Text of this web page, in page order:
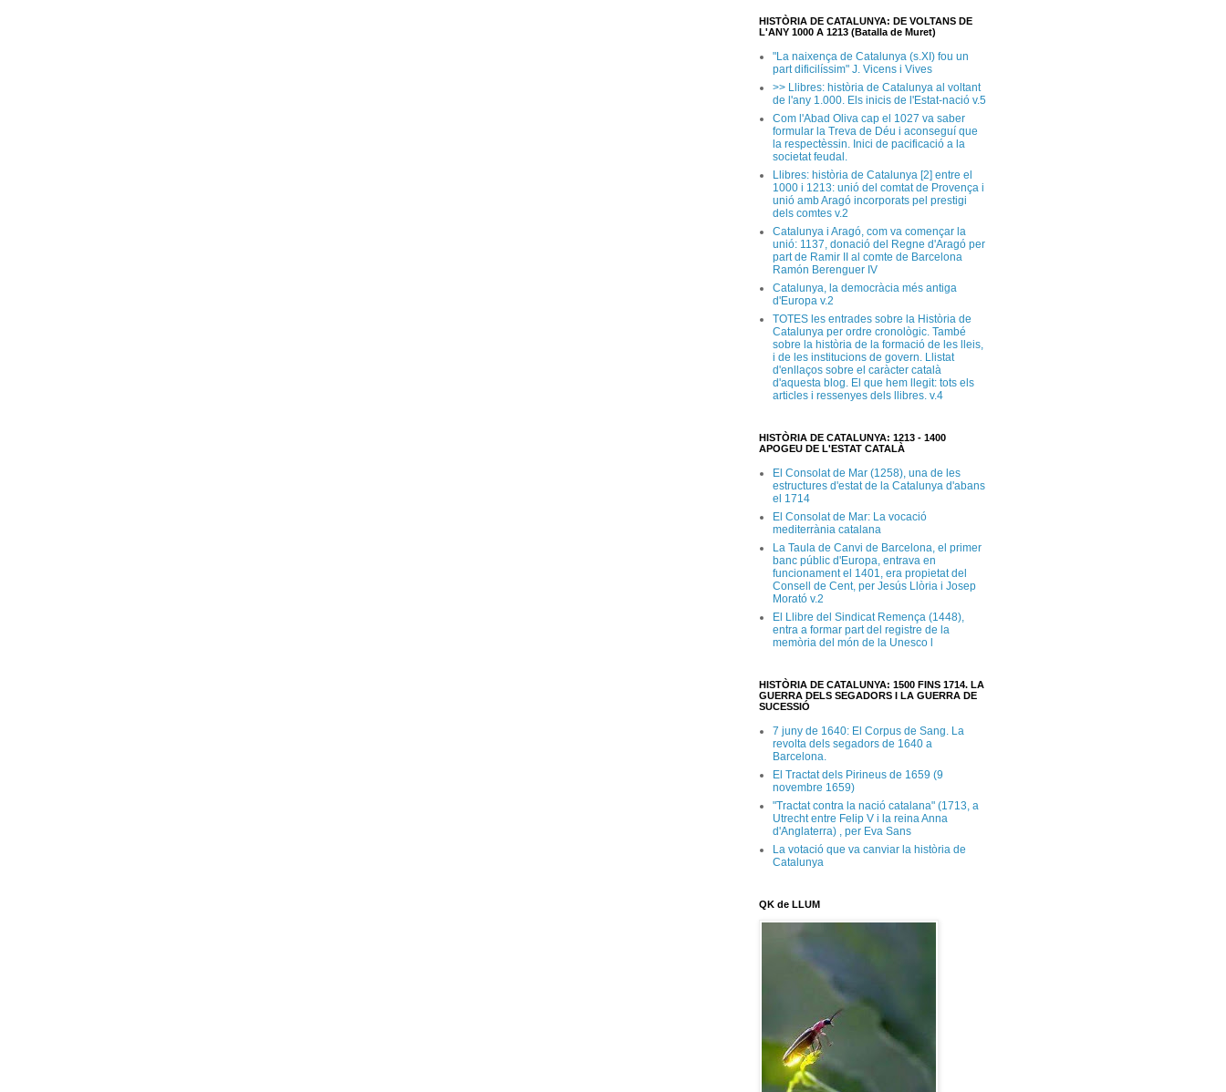
HISTÒRIA DE CATALUNYA: DE VOLTANS DE
L'ANY 1000 A 1213 (Batalla de Muret)
"La naixença de Catalunya (s.XI) fou un
part dificilíssim" J. Vicens i Vives
>> Llibres: història de Catalunya al voltant
de l'any 1.000. Els inicis de l'Estat-nació v.5
Com l'Abad Oliva cap el 1027 va saber
formular la Treva de Déu i aconseguí que
la respectèssin. Inici de pacificació a la
societat feudal.
Llibres: història de Catalunya [2] entre el
1000 i 1213: unió del comtat de Provença i
unió amb Aragó incorporats pel prestigi
dels comtes v.2
Catalunya i Aragó, com va començar la
unió: 1137, donació del Regne d'Aragó per
part de Ramir II al comte de Barcelona
Ramón Berenguer IV
Catalunya, la democràcia més antiga
d'Europa v.2
TOTES les entrades sobre la Història de
Catalunya per ordre cronològic. També
sobre la història de la formació de les lleis,
i de les institucions de govern. Llistat
d'enllaços sobre el caràcter català
d'aquesta blog. El que hem llegit: tots els
articles i ressenyes dels llibres. v.4
HISTÒRIA DE CATALUNYA: 1213 - 1400
APOGEU DE L'ESTAT CATALÀ
El Consolat de Mar (1258), una de les
estructures d'estat de la Catalunya d'abans
el 1714
El Consolat de Mar: La vocació
mediterrània catalana
La Taula de Canvi de Barcelona, el primer
banc públic d'Europa, entrava en
funcionament el 1401, era propietat del
Consell de Cent, per Jesús Llòria i Josep
Morató v.2
El Llibre del Sindicat Remença (1448),
entra a formar part del registre de la
memòria del món de la Unesco l
HISTÒRIA DE CATALUNYA: 1500 FINS 1714. LA
GUERRA DELS SEGADORS I LA GUERRA DE
SUCESSIÓ
7 juny de 1640: El Corpus de Sang. La
revolta dels segadors de 1640 a
Barcelona.
El Tractat dels Pirineus de 1659 (9
novembre 1659)
"Tractat contra la nació catalana" (1713, a
Utrecht entre Felip V i la reina Anna
d'Anglaterra) , per Eva Sans
La votació que va canviar la història de
Catalunya
QK de LLUM